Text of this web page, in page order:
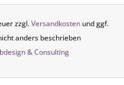
zzgl.Versandkosten und ggf.
anders beschrieben
& Consulting